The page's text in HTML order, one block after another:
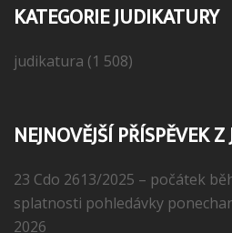
KATEGORIE JUDIKATURY
judikatura (1 508)
NEJNOVĚJŠÍ PŘÍSPĚVEK
23 Cdo 2613/2025 – počátek
splatnosti pohledávky
2026